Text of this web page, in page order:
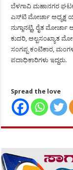
ಬೆಳಗಾವಿ ಮಹಾನಗರ
ಎಸ್‍ಟಿ ಮೋರ್ಚಾ ಅಧ್ಯಕ್ಷ
ನುಗ್ಗಾನಟ್ಟಿ, ರೈತ
ಕುದರಿ, ಅಲ್ಪಸಂಖ್ಯಾತ
ಸಂಗಪ್ಪ ಕಂಟಿಕಾರ,
ಪದಾಧಿಕಾರಿಗಳು ಇದ್ದರು.
Spread the love